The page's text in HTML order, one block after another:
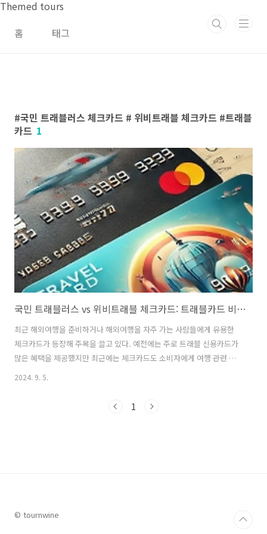
본문 바로가기
Themed tours
홈
태그
국민 트래블러스 체크카드 # 위비트래블 체크카드 #트래블
카드 1
국민 트래블러스 vs 위비트래블 체크카드: 트래블카드 비교 분석 리포트
최근 해외여행을 준비하거나 해외여행을 자주 가는 사람들에게 유용한
체크카드가 등장해 주목을 끌고 있다. 예전에는 주로 트래블 신용카드가
많은 혜택을 제공했지만 최근에는 체크카드도 소비자에게 여행 관련 많
은 혜택을 제공하기 시작했다. 이러한 가운데 이 글에서는 최근 출시된
혜택을 비교하고 어떤 카드를 선택하는 것이 더 좋을지에 대한 팁을 제공
2024. 9. 5.
1
© tournwine